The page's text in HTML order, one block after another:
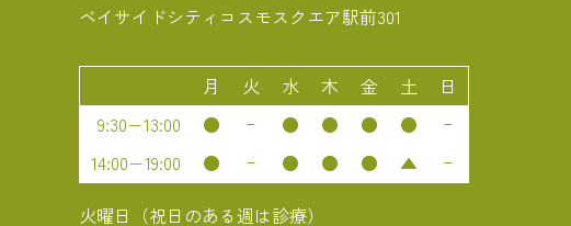
ベイサイドシティコスモスクエア駅前301
月 火 水 木 金 土
日
9:30−13:00
● ｰ ● ● ● ●
ｰ
14:00−19:00
● ｰ ● ● ● ▲
ｰ
火曜日（祝日のある週は診療）